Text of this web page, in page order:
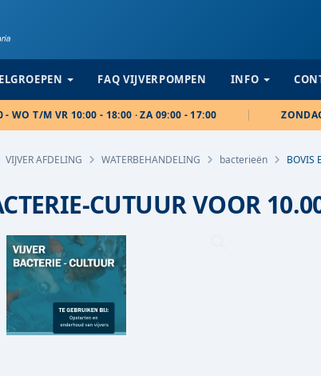
FAQ VIJVERPOMPEN INFO
- WO T/M VR 10:00 - 18:00 · ZA 09:00 - 17:00
VIJVER AFDELING WATERBEHANDELING bacterieën BOVIS
CUTUUR VOOR